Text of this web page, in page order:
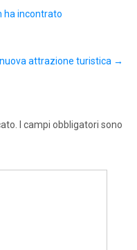
ha incontrato
nuova attrazione turistica →
I campi obbligatori sono